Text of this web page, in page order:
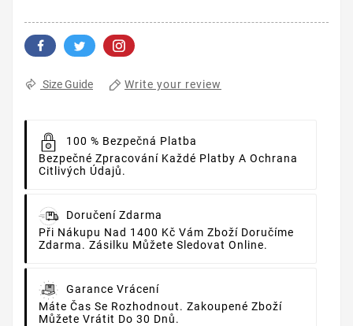
Size Guide Write your review
100 % Bezpečná Platba
Bezpečné Zpracování Každé Platby A Ochrana
Citlivých Údajů.
Doručení Zdarma
Při Nákupu Nad 1400 Kč Vám Zboží Doručíme
Zdarma. Zásilku Můžete Sledovat Online.
Garance Vrácení
Máte Čas Se Rozhodnout. Zakoupené Zboží
Můžete Vrátit Do 30 Dnů.